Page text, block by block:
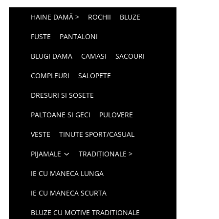
HAINE DAMĂ > ROCHII BLUZE
FUSTE PANTALONI
BLUGI DAMA CAMASI SACOURI
COMPLEURI SALOPETE
DRESURI SI SOSETE
PALTOANE SI GECI PULOVERE
VESTE TINUTE SPORT/CASUAL
PIJAMALE TRADIȚIONALE >
IE CU MANECA LUNGA
IE CU MANECA SCURTA
BLUZE CU MOTIVE TRADITIONALE